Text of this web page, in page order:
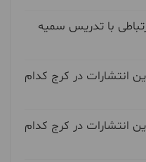
با تدریس سمیه
انتشارات در کرج کدام
انتشارات در کرج کدام